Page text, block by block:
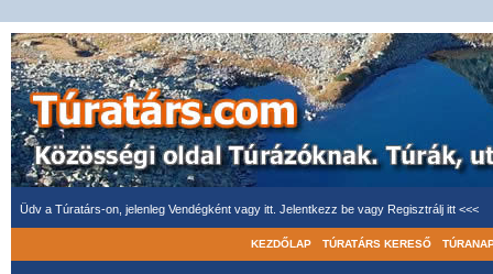
Üdv a Túratárs-on, jelenleg Vendégként vagy itt. Jelentkezz be vagy Regisztrálj itt <<<
KEZDŐLAP TÚRATÁRS KERESŐ